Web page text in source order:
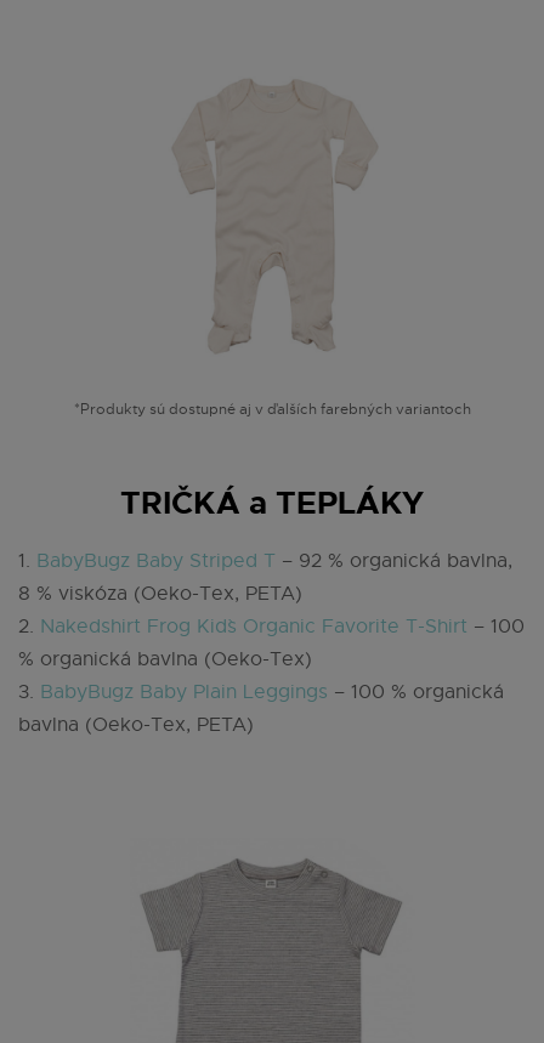
*Produkty sú dostupné aj v ďalších farebných variantoch
TRIČKÁ a TEPLÁKY
1. BabyBugz Baby Striped T – 92 % organická bavlna,
8 % viskóza (Oeko-Tex, PETA)
2. Nakedshirt Frog Kid`s Organic Favorite T-Shirt – 100
% organická bavlna (Oeko-Tex)
3. BabyBugz Baby Plain Leggings – 100 % organická
bavlna (Oeko-Tex, PETA)